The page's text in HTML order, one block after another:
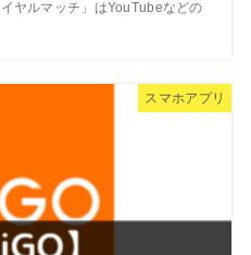
ヤルマッチ」はYouTubeなどの
スマホアプリ